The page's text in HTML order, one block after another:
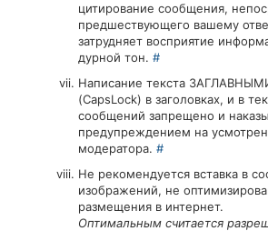
цитирование сообщения,
предшествующего вашему
затрудняет восприятие
дурной тон. #
Написание текста
(CapsLock) в заголовках, и в
сообщений запрещено и
предупреждением на
модератора. #
Не рекомендуется вставка в
изображений, не
размещения в интернет.
Оптимальным считается